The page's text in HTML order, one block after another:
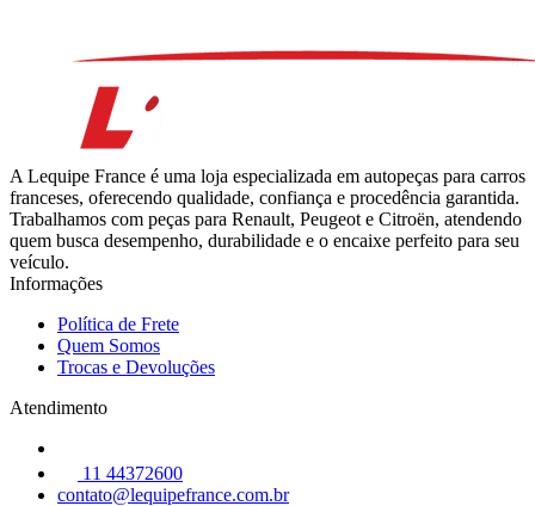
A Lequipe France é uma loja especializada em autopeças para carros
franceses, oferecendo qualidade, confiança e procedência garantida.
Trabalhamos com peças para Renault, Peugeot e Citroën, atendendo
quem busca desempenho, durabilidade e o encaixe perfeito para seu
veículo.
Informações
Política de Frete
Quem Somos
Trocas e Devoluções
Atendimento
11 44372600
contato@lequipefrance.com.br